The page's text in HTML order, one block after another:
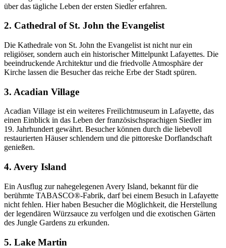
über das tägliche Leben der ersten Siedler erfahren.
2. Cathedral of St. John the Evangelist
Die Kathedrale von St. John the Evangelist ist nicht nur ein
religiöser, sondern auch ein historischer Mittelpunkt Lafayettes. Die
beeindruckende Architektur und die friedvolle Atmosphäre der
Kirche lassen die Besucher das reiche Erbe der Stadt spüren.
3. Acadian Village
Acadian Village ist ein weiteres Freilichtmuseum in Lafayette, das
einen Einblick in das Leben der französischsprachigen Siedler im
19. Jahrhundert gewährt. Besucher können durch die liebevoll
restaurierten Häuser schlendern und die pittoreske Dorflandschaft
genießen.
4. Avery Island
Ein Ausflug zur nahegelegenen Avery Island, bekannt für die
berühmte TABASCO®-Fabrik, darf bei einem Besuch in Lafayette
nicht fehlen. Hier haben Besucher die Möglichkeit, die Herstellung
der legendären Würzsauce zu verfolgen und die exotischen Gärten
des Jungle Gardens zu erkunden.
5. Lake Martin